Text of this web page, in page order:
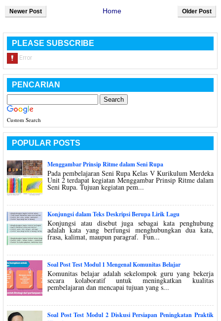
Newer Post Older Post
Home
PLEASE SUBSCRIBE
PENCARIAN
Custom Search
POPULAR POSTS
Menggambar Prinsip Ritme dalam Seni Rupa
Pada pembelajaran Seni Rupa Kelas V Kurikulum Merdeka
Unit 2 terdapat kegiatan Menggambar Prinsip Ritme dalam
Seni Rupa. Tujuan kegiatan pem...
Konjungsi dalam Teks Deskripsi Berupa Lirik Lagu
Konjungsi atau disebut juga sebagai kata penghubung
adalah kata yang berfungsi menghubungkan dua kata,
frasa, kalimat, maupun paragraf. Fun...
Soal Post Test Modul 1 Mengenal Komunitas Belajar
Komunitas belajar adalah sekelompok guru yang bekerja
secara kolaboratif untuk meningkatkan kualitas
pembelajaran dan mencapai tujuan yang s...
Soal Post Test Modul 2 Diskusi Persiapan Peningkatan Praktik